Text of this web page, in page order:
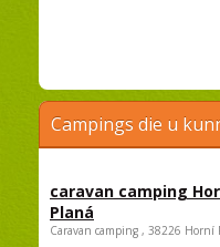
Campings die u
caravan camping
Planá
Caravan camping , 38226 Horní